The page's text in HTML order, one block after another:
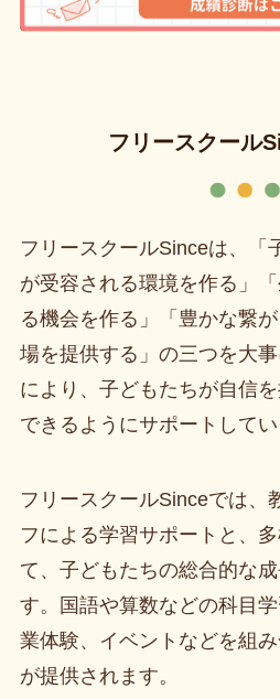
フリースクール
フリースクールSinceは、「
が受容される環境を作る」
る機会を作る」「豊かな繋
場を提供する」の三つを大
により、子どもたちが自信
できるようにサポートしてい
フリースクールSinceでは、
フによる学習サポートと、
て、子どもたちの総合的な
す。国語や算数などの科目
業体験、イベントなどを組
が提供されます。